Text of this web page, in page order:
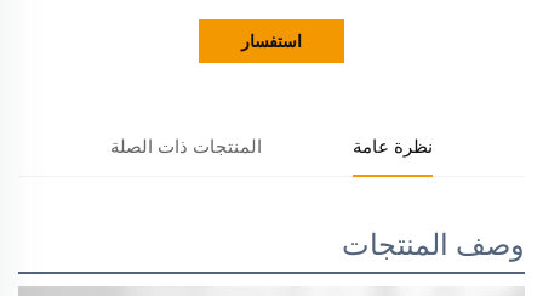
استفسار
نظرة عامة المنتجات ذات الصلة
وصف المنتجات